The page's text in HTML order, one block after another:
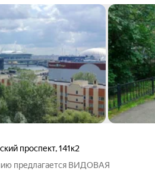
проспект,141к2
предлагается ВИДОВАЯ